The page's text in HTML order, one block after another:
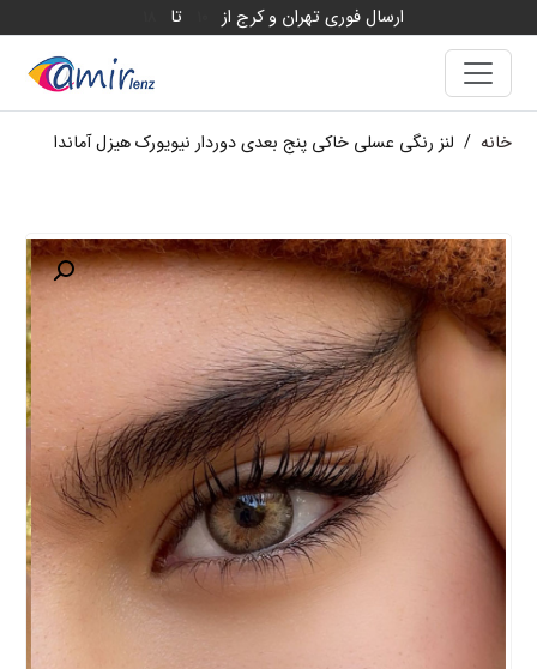
ارسال فوری تهران و کرج از تا
خانه / لنز رنگی عسلی خاکی پنج بعدی دوردار نیویورک هیزل آماندا